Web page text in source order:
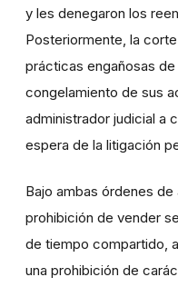
y les denegaron los
Posteriormente, la
prácticas engañosas
congelamiento de sus
administrador judicial a
espera de la litigación
Bajo ambas órdenes
prohibición de vender
de tiempo compartido,
una prohibición de